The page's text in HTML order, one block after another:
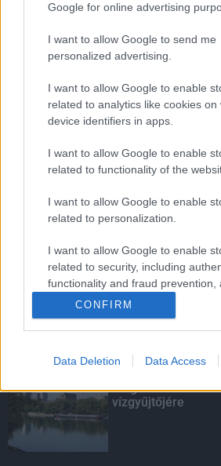
Google for online advertising
I want to allow Google to send me
personalized advertising.
I want to allow Google to enable
related to analytics like cookies on
device identifiers in apps.
I want to allow Google to enable
related to functionality of the
I want to allow Google to enable
related to personalization.
I want to allow Google to enable
related to security, including
functionality and fraud prevention,
user protection.
CONFIRM
Data Deletion Data Access
LEGOLVASOTTABB
Felújított üzletet
Auchan
Indul a diákok
Amire többmillióan
másodfokúra
KIEMELT
Megérkezett az
vízgyűjtőjére